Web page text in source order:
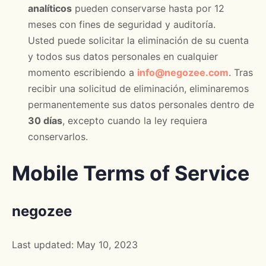
analíticos pueden conservarse hasta por 12
meses con fines de seguridad y auditoría.
Usted puede solicitar la eliminación de su cuenta
y todos sus datos personales en cualquier
momento escribiendo a info@negozee.com. Tras
recibir una solicitud de eliminación, eliminaremos
permanentemente sus datos personales dentro de
30 días, excepto cuando la ley requiera
conservarlos.
Mobile Terms of Service
negozee
Last updated: May 10, 2023